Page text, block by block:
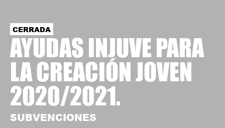
CERRADA
AYUDAS INJUVE PARA
LA CREACIÓN JOVEN
2020/2021.
SUBVENCIONES